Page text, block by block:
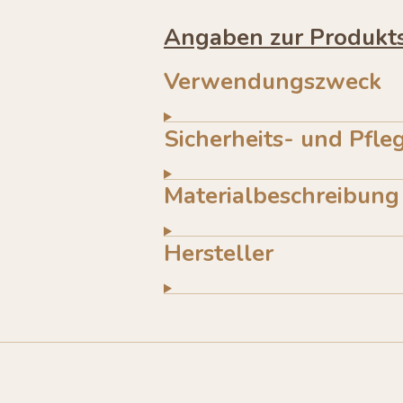
Angaben zur
Verwendungszweck
Sicherheits- und
Materialbeschreibung
Hersteller